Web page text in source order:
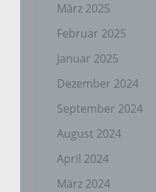
März 2025
Februar 2025
Januar 2025
Dezember 2024
September 2024
August 2024
April 2024
März 2024